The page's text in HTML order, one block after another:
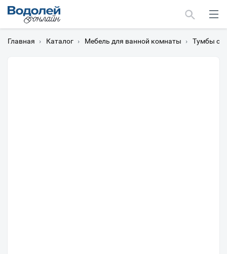
Главная › Каталог › Мебель для ванной комнаты › Тумбы с